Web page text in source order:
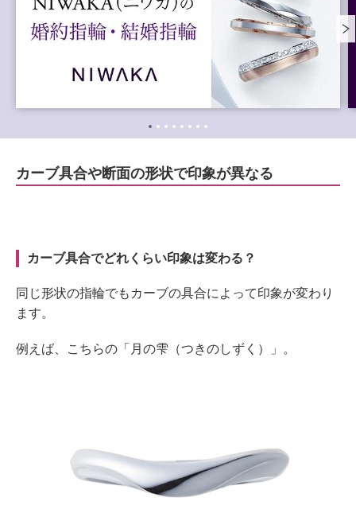
カーブ具合や断面の形状で印象が異なる
カーブ具合でどれくらい印象は変わる？
同じ形状の指輪でもカーブの具合によって印象が変わり
ます。
例えば、こちらの「月の雫（つきのしずく）」。